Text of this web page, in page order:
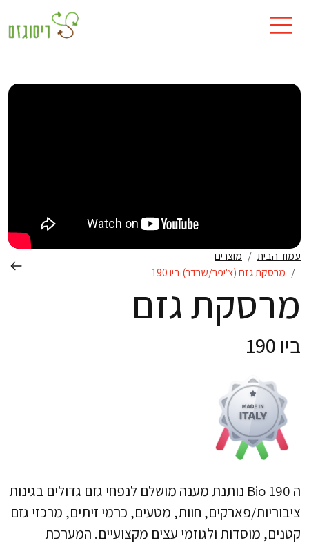
עמוד הבית
מוצרים
מרסקת גזם (צ'יפר/שרדר) ביו 190
מרסקת גזם
ביו 190
ה Bio 190 נותנת מענה מושלם לנפחי גזם גדולים בגינות
ציבוריות/פארקים, חוות, מטעים, כרמי זיתים, מרכזי גזם
קטנים, מוסדות ולגוזמי עצים מקצועיים. המערכת